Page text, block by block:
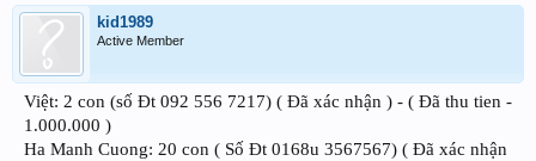
kid1989
Active Member
Việt: 2 con (số Đt 092 556 7217) ( Đã xác nhận ) - ( Đã thu tien -
1.000.000 )
Ha Manh Cuong: 20 con ( Số Đt 0168u 3567567) ( Đã xác nhận